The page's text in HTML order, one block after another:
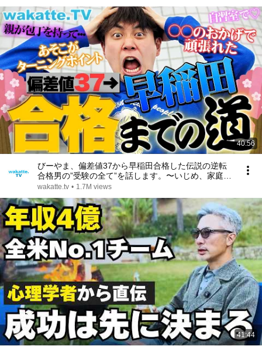
40:56
びーやま、偏差値37から早稲田合格した伝説の逆転
合格男の”受験の全て”を話します。〜いじめ、家庭崩
壊、武田塾との出会い、信じてくれる人のための受
wakatte.tv • 1.7M views
41:44